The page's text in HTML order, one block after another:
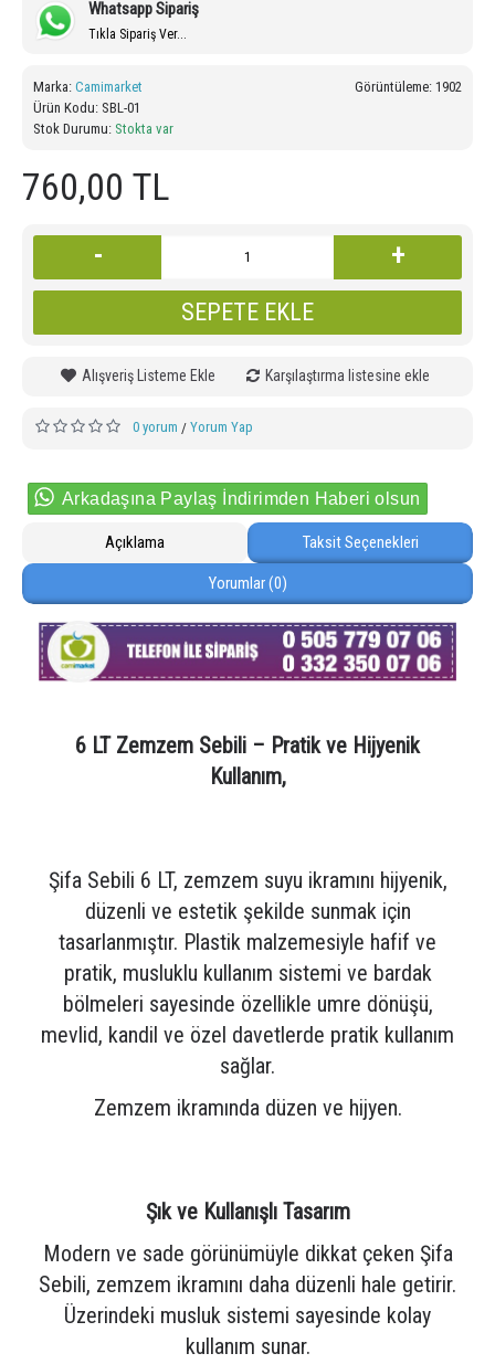
Whatsapp Sipariş
Tıkla Sipariş Ver...
Görüntüleme: 1902
Marka: Camimarket
Ürün Kodu: SBL-01
Stok Durumu: Stokta var
760,00 TL
- +
SEPETE EKLE
Alışveriş Listeme Ekle Karşılaştırma listesine ekle
0 yorum / Yorum Yap
Arkadaşına Paylaş İndirimden Haberi olsun
Açıklama Taksit Seçenekleri
Yorumlar (0)
6 LT Zemzem Sebili – Pratik ve Hijyenik
Kullanım,
Şifa Sebili 6 LT, zemzem suyu ikramını hijyenik,
düzenli ve estetik şekilde sunmak için
tasarlanmıştır. Plastik malzemesiyle hafif ve
pratik, musluklu kullanım sistemi ve bardak
bölmeleri sayesinde özellikle umre dönüşü,
mevlid, kandil ve özel davetlerde pratik kullanım
sağlar.
Zemzem ikramında düzen ve hijyen.
Şık ve Kullanışlı Tasarım
Modern ve sade görünümüyle dikkat çeken Şifa
Sebili, zemzem ikramını daha düzenli hale getirir.
Üzerindeki musluk sistemi sayesinde kolay
kullanım sunar.